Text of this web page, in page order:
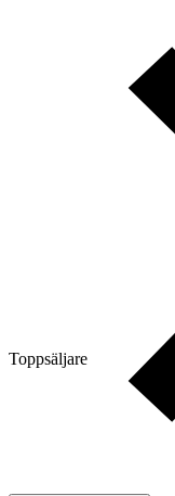
Toppsäljare